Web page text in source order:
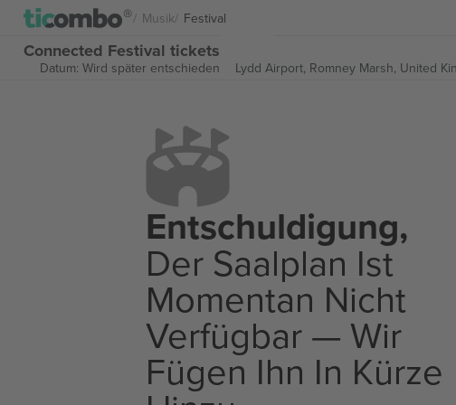
Musik Festival
Connected Festival tickets
Datum: Wird später entschieden Lydd Airport, Romney Marsh, United
Entschuldigung,
Der Saalplan Ist
Momentan Nicht
Verfügbar — Wir
Fügen Ihn In Kürze